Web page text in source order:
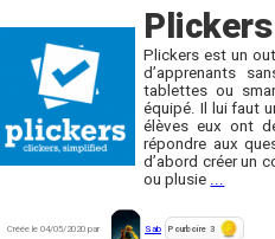
Plickers
Plickers est un
d’apprenants
tablettes ou
équipé. Il lui faut
élèves eux ont
répondre aux
d’abord créer un
ou plusie
Créée le 04/05/2020 par Sab Pourboire 3